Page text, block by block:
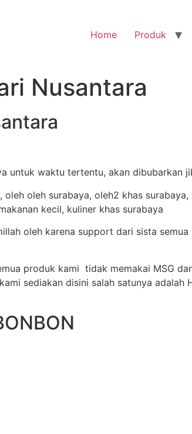
Home Produk
Nusantara
untuk waktu tertentu, akan dibubarkan
oleh karena support dari sista
produk kami tidak memakai MSG
sediakan disini salah satunya adalah